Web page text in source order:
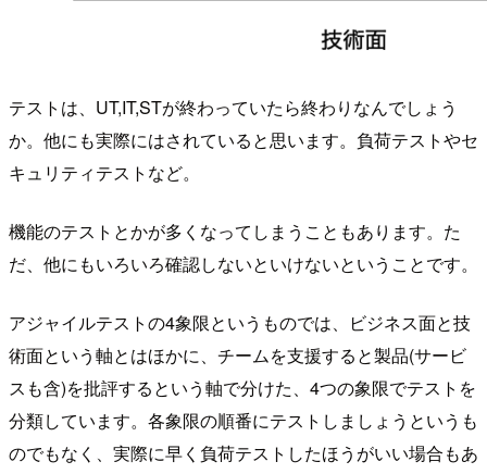
テストは、UT,IT,STが終わっていたら終わりなんでしょう
か。他にも実際にはされていると思います。負荷テストやセ
キュリティテストなど。
機能のテストとかが多くなってしまうこともあります。た
だ、他にもいろいろ確認しないといけないということです。
アジャイルテストの4象限というものでは、ビジネス面と技
術面という軸とはほかに、チームを支援すると製品(サービ
スも含)を批評するという軸で分けた、4つの象限でテストを
分類しています。各象限の順番にテストしましょうというも
のでもなく、実際に早く負荷テストしたほうがいい場合もあ